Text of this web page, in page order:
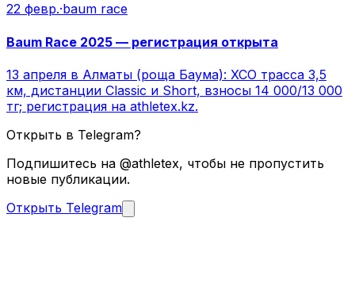
22 февр.·baum race
Baum Race 2025 — регистрация открыта
13 апреля в Алматы (роща Баума): XCO трасса 3,5
км, дистанции Classic и Short, взносы 14 000/13 000
тг; регистрация на athletex.kz.
Открыть в Telegram?
Подпишитесь на @athletex, чтобы не пропустить
новые публикации.
Открыть Telegram